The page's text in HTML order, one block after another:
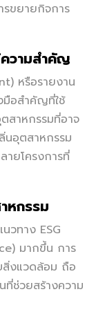
ขยายกิจการ
ความสำคัญ
หรือรายงาน
มือสำคัญที่ใช้
สาหกรรมที่อาจ
อุตสาหกรรม
ายโครงการที่
หกรรม
วทาง ESG
มากขึ้น การ
สิ่งแวดล้อม ถือ
ที่ช่วยสร้างความ